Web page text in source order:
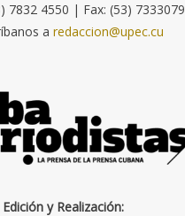
7832 4550 | Fax: (53) 7333079
a redaccion@upec.cu
Edición y Realización: